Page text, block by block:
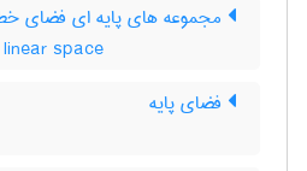
مجموعه های پایه ای فضای
space
فضای پایه